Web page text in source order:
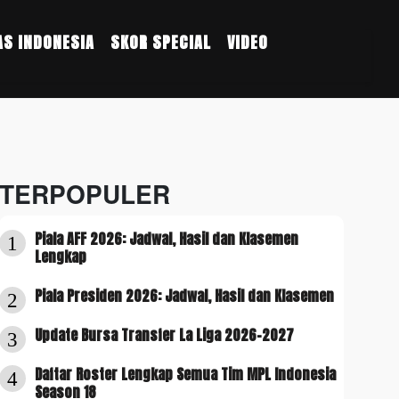
INDONESIA SKOR SPECIAL VIDEO
TERPOPULER
1
Piala AFF 2026: Jadwal, Hasil dan Klasemen
Lengkap
2 Piala Presiden 2026: Jadwal, Hasil dan Klasemen
3 Update Bursa Transfer La Liga 2026-2027
4
Daftar Roster Lengkap Semua Tim MPL Indonesia
Season 18